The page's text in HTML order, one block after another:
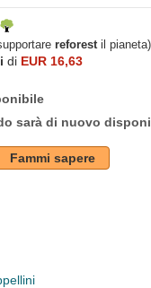
reforestil pianeta)
di EUR 16,63
sarà di nuovo
Fammi sapere